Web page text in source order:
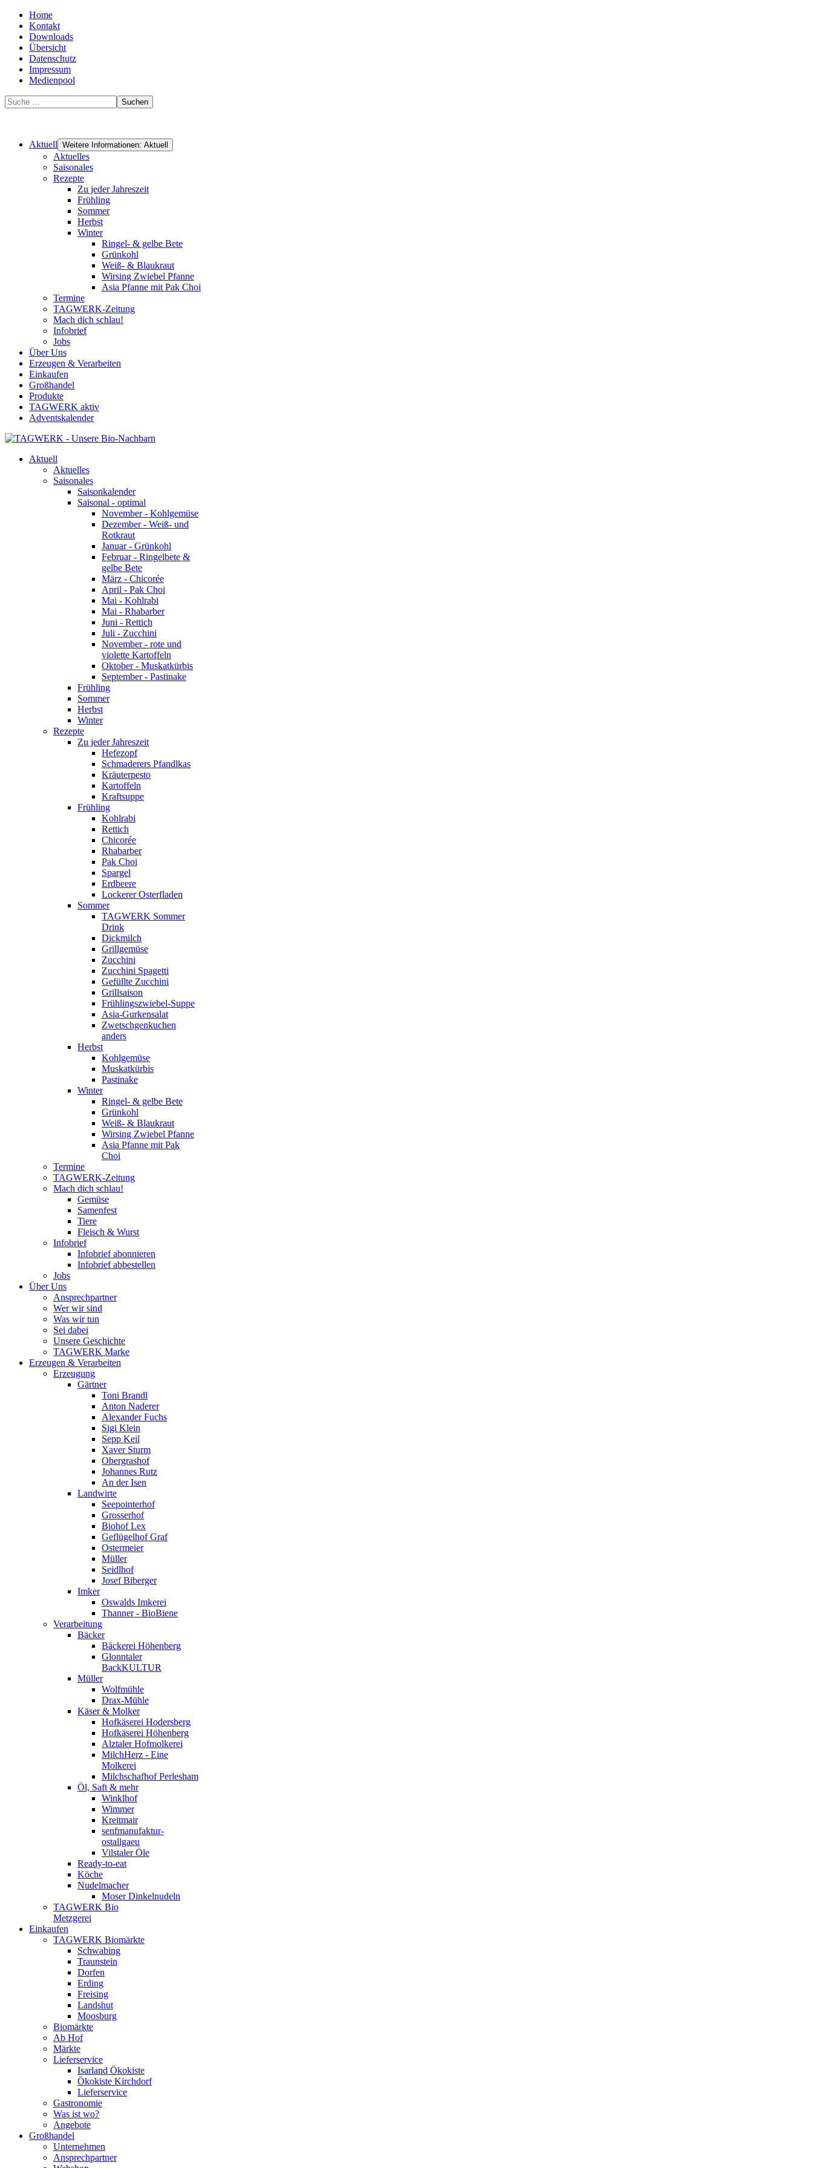
Home
Kontakt
Downloads
Übersicht
Datenschutz
Impressum
Medienpool
Suchen
Aktuell Weitere Informationen: Aktuell
Aktuelles
Saisonales
Rezepte
Zu jeder Jahreszeit
Frühling
Sommer
Herbst
Winter
Ringel- & gelbe Bete
Grünkohl
Weiß- & Blaukraut
Wirsing Zwiebel Pfanne
Asia Pfanne mit Pak Choi
Termine
TAGWERK-Zeitung
Mach dich schlau!
Infobrief
Jobs
Über Uns
Erzeugen & Verarbeiten
Einkaufen
Großhandel
Produkte
TAGWERK aktiv
Adventskalender
Aktuell
Aktuelles
Saisonales
Saisonkalender
Saisonal - optimal
November - Kohlgemüse
Dezember - Weiß- und
Rotkraut
Januar - Grünkohl
Februar - Ringelbete &
gelbe Bete
März - Chicorée
April - Pak Choi
Mai - Kohlrabi
Mai - Rhabarber
Juni - Rettich
Juli - Zucchini
November - rote und
violette Kartoffeln
Oktober - Muskatkürbis
September - Pastinake
Frühling
Sommer
Herbst
Winter
Rezepte
Zu jeder Jahreszeit
Hefezopf
Schmaderers Pfandlkas
Kräuterpesto
Kartoffeln
Kraftsuppe
Frühling
Kohlrabi
Rettich
Chicorée
Rhabarber
Pak Choi
Spargel
Erdbeere
Lockerer Osterfladen
Sommer
TAGWERK Sommer
Drink
Dickmilch
Grillgemüse
Zucchini
Zucchini Spagetti
Gefüllte Zucchini
Grillsaison
Frühlingszwiebel-Suppe
Asia-Gurkensalat
Zwetschgenkuchen
anders
Herbst
Kohlgemüse
Muskatkürbis
Pastinake
Winter
Ringel- & gelbe Bete
Grünkohl
Weiß- & Blaukraut
Wirsing Zwiebel Pfanne
Asia Pfanne mit Pak
Choi
Termine
TAGWERK-Zeitung
Mach dich schlau!
Gemüse
Samenfest
Tiere
Fleisch & Wurst
Infobrief
Infobrief abonnieren
Infobrief abbestellen
Jobs
Über Uns
Ansprechpartner
Wer wir sind
Was wir tun
Sei dabei
Unsere Geschichte
TAGWERK Marke
Erzeugen & Verarbeiten
Erzeugung
Gärtner
Toni Brandl
Anton Naderer
Alexander Fuchs
Sigi Klein
Sepp Keil
Xaver Sturm
Obergrashof
Johannes Rutz
An der Isen
Landwirte
Seepointerhof
Grosserhof
Biohof Lex
Geflügelhof Graf
Ostermeier
Müller
Seidlhof
Josef Biberger
Imker
Oswalds Imkerei
Thanner - BioBiene
Verarbeitung
Bäcker
Bäckerei Höhenberg
Glonntaler
BackKULTUR
Müller
Wolfmühle
Drax-Mühle
Käser & Molker
Hofkäserei Hodersberg
Hofkäserei Höhenberg
Alztaler Hofmolkerei
MilchHerz - Eine
Molkerei
Milchschafhof Perlesham
Öl, Saft & mehr
Winklhof
Wimmer
Kreitmair
senfmanufaktur-
ostallgaeu
Vilstaler Öle
Ready-to-eat
Köche
Nudelmacher
Moser Dinkelnudeln
TAGWERK Bio
Metzgerei
Einkaufen
TAGWERK Biomärkte
Schwabing
Traunstein
Dorfen
Erding
Freising
Landshut
Moosburg
Biomärkte
Ab Hof
Märkte
Lieferservice
Isarland Ökokiste
Ökokiste Kirchdorf
Lieferservice
Gastronomie
Was ist wo?
Angebote
Großhandel
Unternehmen
Ansprechpartner